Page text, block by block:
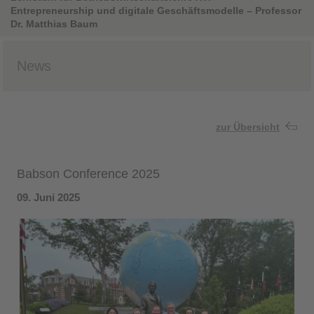
Entrepreneurship und digitale Geschäftsmodelle – Professor
Dr. Matthias Baum
News
zur Übersicht
Babson Conference 2025
09. Juni 2025